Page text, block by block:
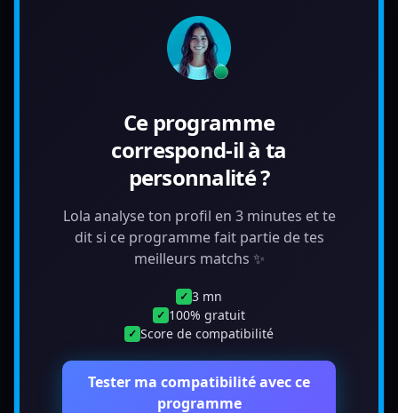
Ce programme
correspond-il à ta
personnalité ?
Lola analyse ton profil en 3 minutes et te
dit si ce programme fait partie de tes
meilleurs matchs ✨
✓ 3 mn
✓ 100% gratuit
✓ Score de compatibilité
Tester ma compatibilité avec ce
programme